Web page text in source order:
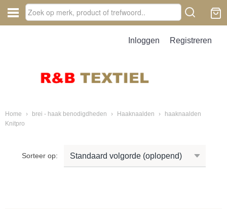
Inloggen Registreren
Home › brei - haak benodigdheden › Haaknaalden ›
haaknaalden
Knitpro
Sorteer op: